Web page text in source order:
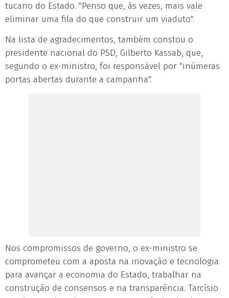
tucano do Estado. "Penso que, às vezes, mais vale
eliminar uma fila do que construir um viaduto".
Na lista de agradecimentos, também constou o
presidente nacional do PSD, Gilberto Kassab, que,
segundo o ex-ministro, foi responsável por "inúmeras
portas abertas durante a campanha".
Nos compromissos de governo, o ex-ministro se
comprometeu com a aposta na inovação e tecnologia
para avançar a economia do Estado, trabalhar na
construção de consensos e na transparência. Tarcísio